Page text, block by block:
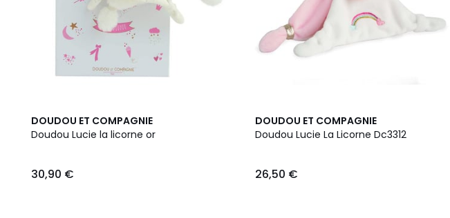
DOUDOU ET COMPAGNIE
Doudou Lucie la licorne or
30,90 €
DOUDOU ET COMPAGNIE
Doudou Lucie La Licorne Dc3312
26,50 €
5
/